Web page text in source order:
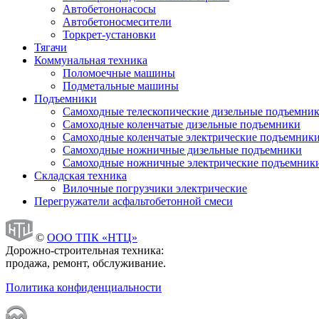
Автобетононасосы
Автобетоносмесители
Торкрет-установки
Тягачи
Коммунальная техника
Поломоечные машины
Подметальные машины
Подъемники
Самоходные телескопические дизельные
Самоходные коленчатые дизельные подъемники
Самоходные коленчатые электрические подъемники
Самоходные ножничные дизельные подъемники
Самоходные ножничные электрические
Складская техника
Вилочные погрузчики электрические
Перегружатели асфальтобетонной смеси
© ООО ТПК «НТЦ»
Дорожно-строительная техника:
продажа, ремонт, обслуживание.
Политика конфиденциальности